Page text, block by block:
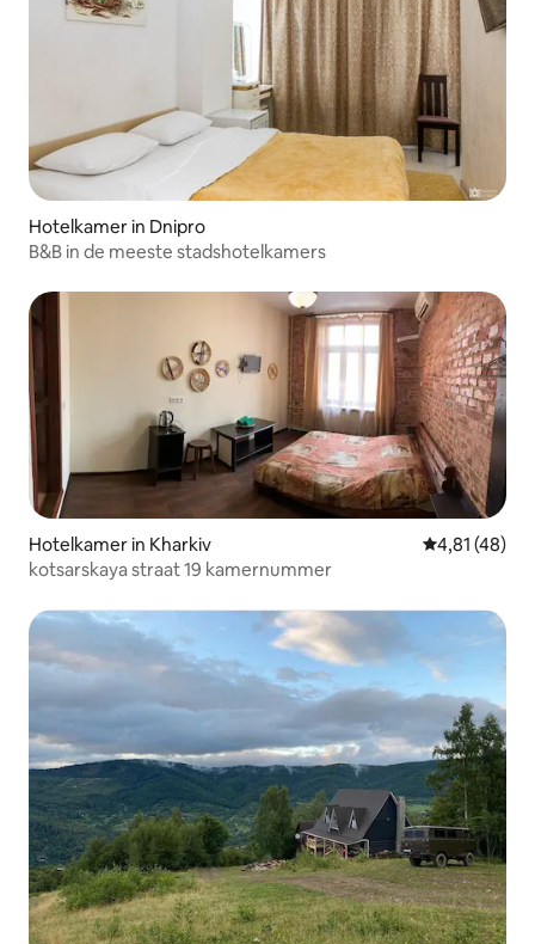
Hotelkamer in Dnipro
B&B in de meeste stadshotelkamers
Hotelkamer in Kharkiv Gemiddelde
4,81 (48)
kotsarskaya straat 19 kamernummer